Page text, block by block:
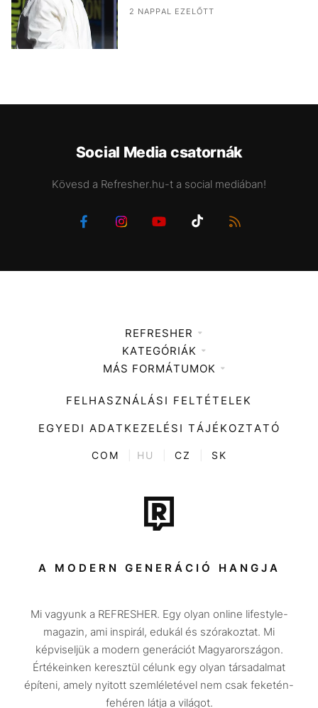
2 NAPPAL EZELŐTT
Social Media csatornák
Kövesd a Refresher.hu-t a social mediában!
REFRESHER
Médiaajánlat
KATEGÓRIÁK
Zene
Divat
Kultúra
ENTR
Tech-Tudomány
Sport
Társadalom
Utazás
Életmód
Design
Beszélgetések
MÁS FORMÁTUMOK
FELHASZNÁLÁSI FELTÉTELEK
EGYEDI ADATKEZELÉSI TÁJÉKOZTATÓ
COM HU CZ SK
A MODERN GENERÁCIÓ HANGJA
Mi vagyunk a REFRESHER. Egy olyan online lifestyle-
magazin, ami inspirál, edukál és szórakoztat. Mi
képviseljük a modern generációt Magyarországon.
Értékeinken keresztül célunk egy olyan társadalmat
építeni, amely nyitott szemléletével nem csak feketén-
fehéren látja a világot.